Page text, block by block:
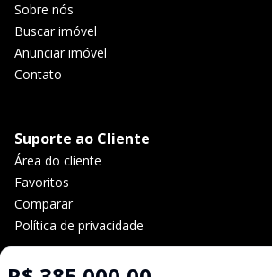
Sobre nós
Buscar imóvel
Anunciar imóvel
Contato
Suporte ao Cliente
Área do cliente
Favoritos
Comparar
Política de privacidade